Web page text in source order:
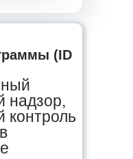
(ID
надзор,
контроль